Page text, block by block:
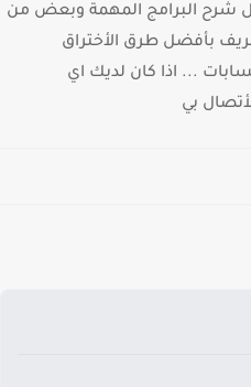
شرح البرامج المهمة وبعض من
بأفضل طرق الأختراق
... اذا كان لديك اي
بي